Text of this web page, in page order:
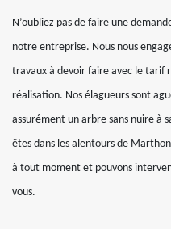
N’oubliez pas de faire une
notre entreprise. Nous nous
travaux à devoir faire avec le tarif
réalisation. Nos élagueurs sont
assurément un arbre sans nuire à
êtes dans les alentours de
à tout moment et pouvons
vous.